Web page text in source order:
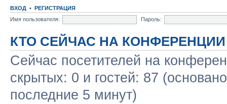
ВХОД • РЕГИСТРАЦИЯ
Имя пользователя:
Пароль:
КТО СЕЙЧАС НА КОНФЕРЕНЦИИ
Сейчас посетителей на
скрытых: 0 и гостей: 87
последние 5 минут)